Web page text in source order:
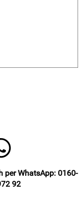
per WhatsApp: 0160-
92